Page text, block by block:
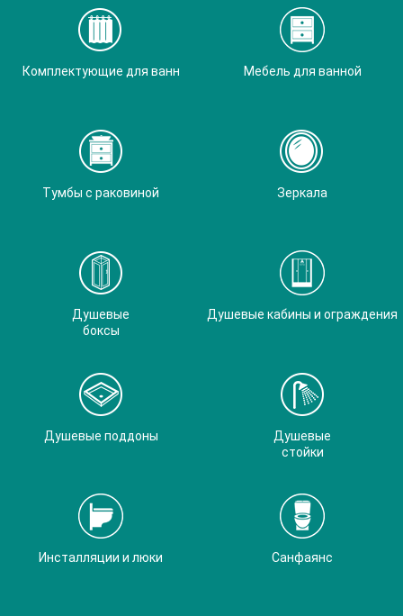
Комплектующие для ванн Мебель для ванной
Тумбы с раковиной Зеркала
Душевые
боксы
Душевые кабины и ограждения
Душевые поддоны
Душевые
стойки
Инсталляции и люки Санфаянс